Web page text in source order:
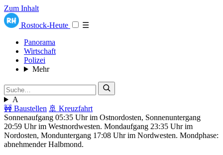
Zum Inhalt
Rostock-Heute
☰
Panorama
Wirtschaft
Polizei
Mehr
A
🚧 Baustellen 🚢 Kreuzfahrt
Sonnenaufgang 05:35 Uhr im Ostnordosten, Sonnenuntergang
20:59 Uhr im Westnordwesten. Mondaufgang 23:35 Uhr im
Nordosten, Monduntergang 17:08 Uhr im Nordwesten. Mondphase:
abnehmender Halbmond.